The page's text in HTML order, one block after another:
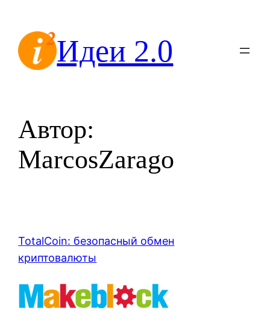
содержимомуИдеи 2.0
Автор:
MarcosZarago
TotalCoin: безопасный обмен
криптовалюты